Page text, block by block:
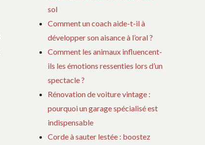
sol
Comment un coach aide-t-il à
développer son aisance à l’oral ?
Comment les animaux influencent-
ils les émotions ressenties lors d’un
spectacle ?
Rénovation de voiture vintage :
pourquoi un garage spécialisé est
indispensable
Corde à sauter lestée : boostez